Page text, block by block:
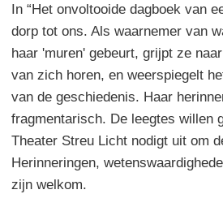
In “Het onvoltooide dagboek van
dorp tot ons. Als waarnemer van
haar 'muren' gebeurt, grijpt ze
van zich horen, en weerspiegelt
van de geschiedenis. Haar
fragmentarisch. De leegtes willen
Theater Streu Licht nodigt uit om
Herinneringen,
zijn welkom.